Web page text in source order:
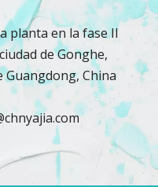
planta en la fase II
de Gonghe,
Guangdong, China